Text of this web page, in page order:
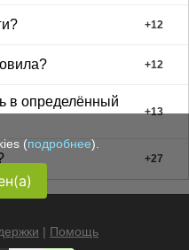
+12
+12
в определённый
+13
+27
| Помощь
(подробнее).